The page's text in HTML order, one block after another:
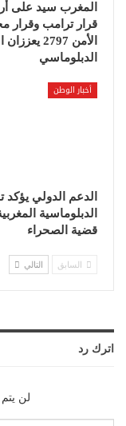
المغرب سيد على
قرار ترامب وقرار
الأمن 2797
الدبلوماسي
أخبار الوطن
الدعم الدولي يؤكد
الدبلوماسية
قضية الصحراء
السابق التالي
اترك رد
لن